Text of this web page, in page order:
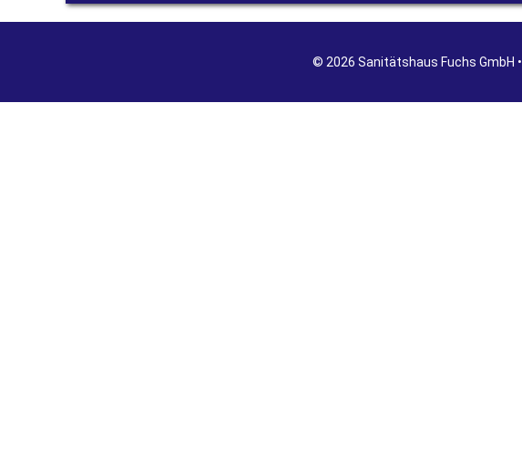
© 2026 Sanitätshaus Fuchs GmbH •